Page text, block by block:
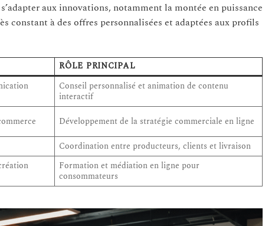
aux innovations, notamment la montée en puissance
constant à des offres personnalisées et adaptées aux profils
RÔLE PRINCIPAL
Conseil personnalisé et animation de contenu
interactif
Développement de la stratégie commerciale en ligne
Coordination entre producteurs, clients et livraison
Formation et médiation en ligne pour
consommateurs